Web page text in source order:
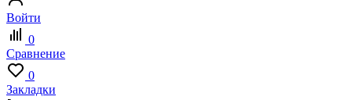
Войти
0
Сравнение
0
Закладки